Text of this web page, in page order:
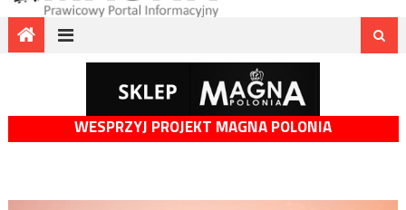
WESPRZYJ PROJEKT MAGNA POLONIA